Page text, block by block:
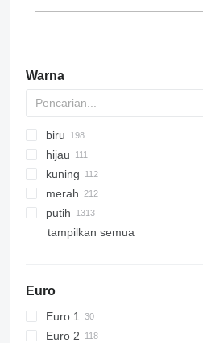
Warna
biru
hijau
kuning
merah
putih
tampilkan semua
Euro
Euro 1
Euro 2